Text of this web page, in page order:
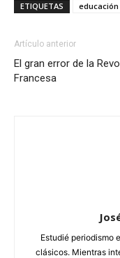
ETIQUETAS educación
Artículo anterior
El gran error de la
Francesa
Estudié periodismo
clásicos. Mientras